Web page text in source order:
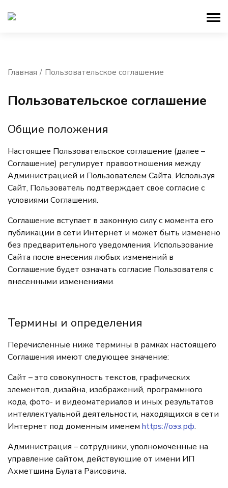
Главная Пользовательское соглашение
Пользовательское соглашение
Общие положения
Настоящее Пользовательское соглашение (далее –
Соглашение) регулирует правоотношения между
Администрацией и Пользователем Сайта. Используя
Сайт, Пользователь подтверждает свое согласие с
условиями Соглашения.
Соглашение вступает в законную силу с момента его
публикации в сети Интернет и может быть изменено
без предварительного уведомления. Использование
Сайта после внесения любых изменений в
Соглашение будет означать согласие Пользователя с
внесенными изменениями.
Термины и определения
Перечисленные ниже термины в рамках настоящего
Соглашения имеют следующее значение:
Сайт – это совокупность текстов, графических
элементов, дизайна, изображений, программного
кода, фото- и видеоматериалов и иных результатов
интеллектуальной деятельности, находящихся в сети
Интернет под доменным именем https://оэз.рф.
Администрация – сотрудники, уполномоченные на
управление сайтом, действующие от имени ИП
Ахметшина Булата Раисовича.